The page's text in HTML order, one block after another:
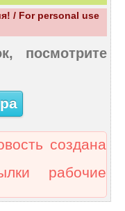
/ For personal use
посмотрите
создана
рабочие